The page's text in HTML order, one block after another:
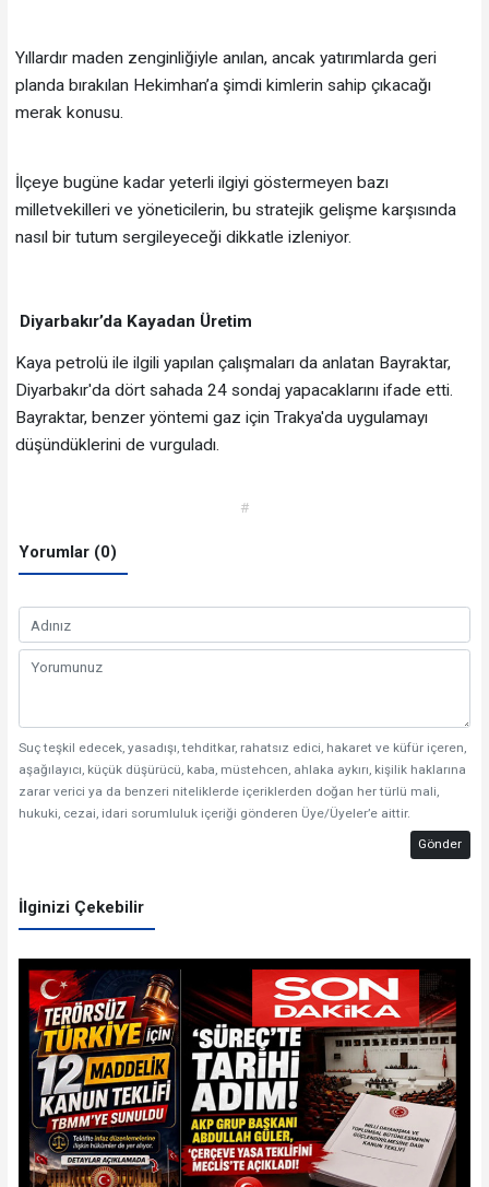
Yıllardır maden zenginliğiyle anılan, ancak yatırımlarda geri
planda bırakılan Hekimhan’a şimdi kimlerin sahip çıkacağı
merak konusu.
İlçeye bugüne kadar yeterli ilgiyi göstermeyen bazı
milletvekilleri ve yöneticilerin, bu stratejik gelişme karşısında
nasıl bir tutum sergileyeceği dikkatle izleniyor.
Diyarbakır’da Kayadan Üretim
Kaya petrolü ile ilgili yapılan çalışmaları da anlatan Bayraktar,
Diyarbakır'da dört sahada 24 sondaj yapacaklarını ifade etti.
Bayraktar, benzer yöntemi gaz için Trakya'da uygulamayı
düşündüklerini de vurguladı.
#
Yorumlar (0)
Suç teşkil edecek, yasadışı, tehditkar, rahatsız edici, hakaret ve küfür içeren,
aşağılayıcı, küçük düşürücü, kaba, müstehcen, ahlaka aykırı, kişilik haklarına
zarar verici ya da benzeri niteliklerde içeriklerden doğan her türlü mali,
hukuki, cezai, idari sorumluluk içeriği gönderen Üye/Üyeler’e aittir.
Gönder
İlginizi Çekebilir